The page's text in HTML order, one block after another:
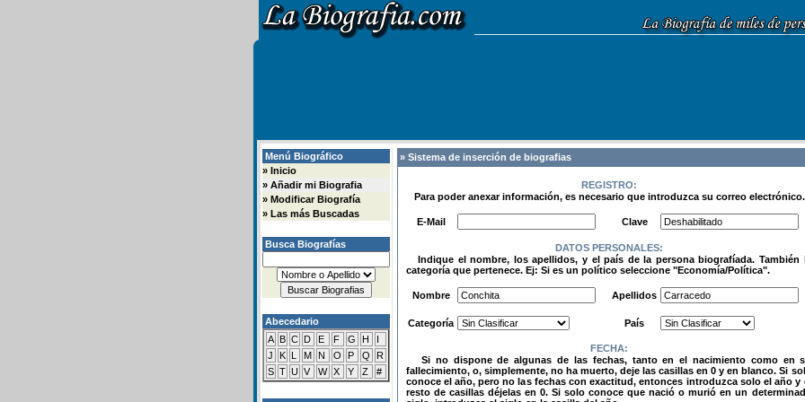
Menú Biográfico
» Inicio
» Añadir mi Biografia
» Modificar Biografía
» Las más Buscadas
Busca Biografías
Abecedario
A B C D E F G H
I
J
K L M N O P Q
R
S T U V W X Y Z #
» Sistema de inserción de biografias
REGISTRO:
Para poder anexar información, es necesario que introduzca su correo electrónico.
E-Mail
Clave
DATOS PERSONALES:
Indique el nombre, los apellidos, y el país de la persona biografíada. También
categoría que pertenece. Ej: Si es un político seleccione "Economía/Política".
Nombre
Apellidos
Categoría País
FECHA:
Si no dispone de algunas de las fechas, tanto en el nacimiento como en
fallecimiento, o, simplemente, no ha muerto, deje las casillas en 0 y en blanco. Si
conoce el año, pero no las fechas con exactitud, entonces introduzca solo el año y
resto de casillas déjelas en 0. Si solo conoce que nació o murió en un